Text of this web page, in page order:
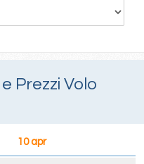
Prezzi Volo
10 apr